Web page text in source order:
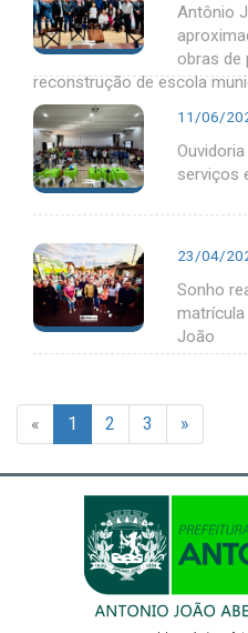
Antônio
obras de
reconstrução de escola
11/06/
serviços
23/04/
Sonho
João
« 1 2 3 »